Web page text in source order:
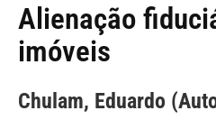
Alienação
imóveis
Chulam, Eduardo